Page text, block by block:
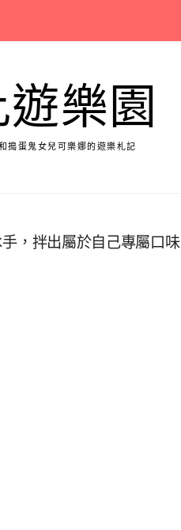
樂園
搗蛋鬼女兒可樂娜的遊樂札記
，拌出屬於自己專屬口味